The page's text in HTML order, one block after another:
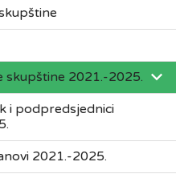
skupštine 2021.-2025.
i podpredsjednici
2021.-2025.